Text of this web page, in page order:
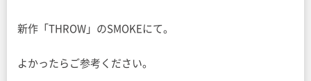
新作「THROW」のSMOKEにて。
よかったらご参考ください。